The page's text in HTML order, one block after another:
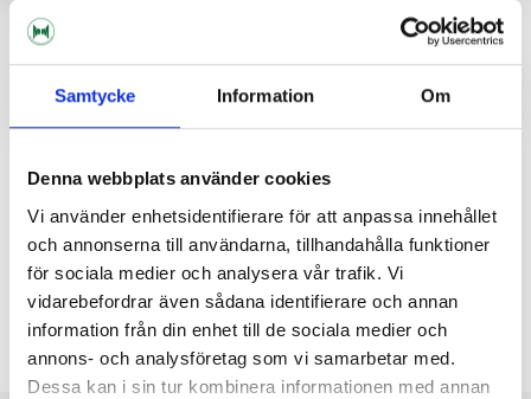
Samtycke Information Om
Denna webbplats använder cookies
Vi använder enhetsidentifierare för att anpassa innehållet
och annonserna till användarna, tillhandahålla funktioner
för sociala medier och analysera vår trafik. Vi
vidarebefordrar även sådana identifierare och annan
information från din enhet till de sociala medier och
annons- och analysföretag som vi samarbetar med.
Dessa kan i sin tur kombinera informationen med annan
Bakstycke Till Tapptorn Droppbricka Tapptorn